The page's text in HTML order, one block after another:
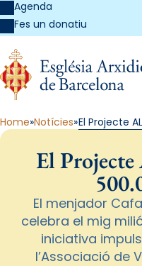
Agenda
Fes un donatiu
Home Notícies El Projecte
El
El menjador
celebra el mig
iniciativa
l’Associació de